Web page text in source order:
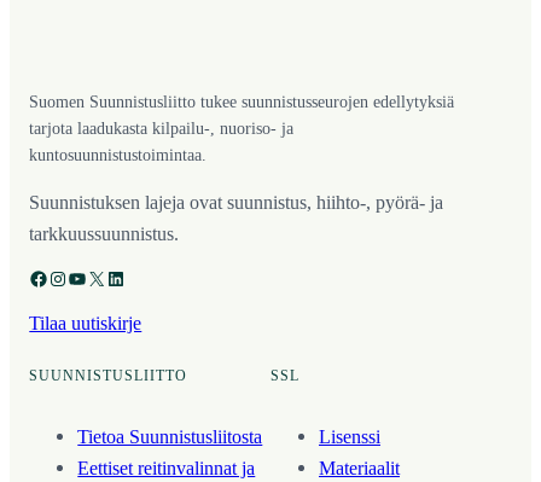
Suomen Suunnistusliitto tukee suunnistusseurojen edellytyksiä
tarjota laadukasta kilpailu-, nuoriso- ja
kuntosuunnistustoimintaa.
Suunnistuksen lajeja ovat suunnistus, hiihto-, pyörä- ja
tarkkuussuunnistus.
Facebook Instagram YouTube X LinkedIn
Tilaa uutiskirje
SUUNNISTUSLIITTO
Tietoa Suunnistusliitosta
Eettiset reitinvalinnat ja
SSL
Lisenssi
Materiaalit